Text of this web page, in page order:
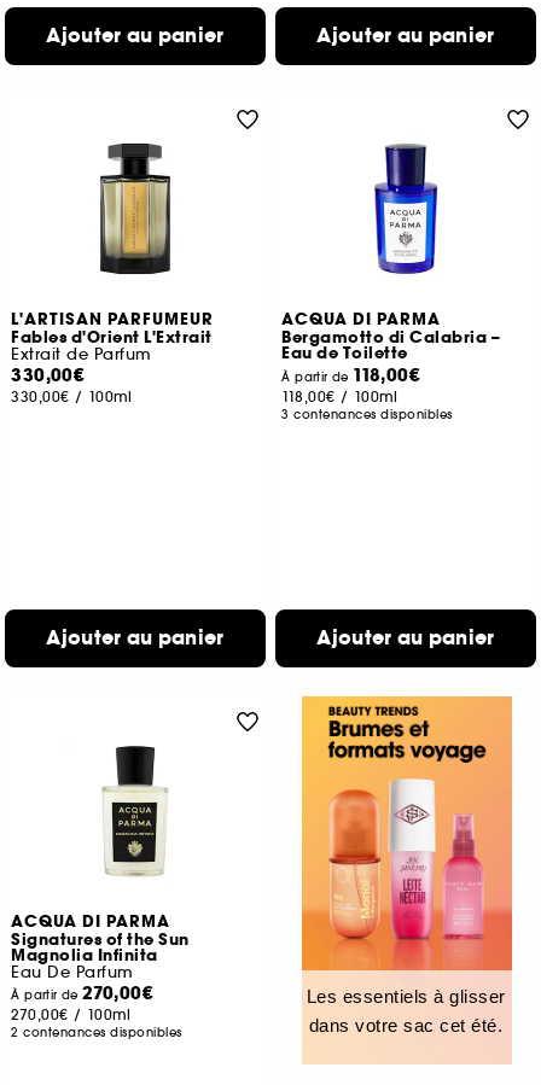
Ajouter au panier Ajouter au panier
L'ARTISAN PARFUMEUR
Fables d'Orient L'Extrait
Extrait de Parfum
330,00€
330,00€ / 100ml
Ajouter au panier
ACQUA DI PARMA
Bergamotto di Calabria –
Eau de Toilette
À partir de 118,00€
118,00€ / 100ml
3 contenances disponibles
Ajouter au panier
ACQUA DI PARMA
Signatures of the Sun
Magnolia Infinita
Eau De Parfum
À partir de270,00€
270,00€ / 100ml
2 contenances disponibles
Les essentiels à glisser
dans votre sac cet été.